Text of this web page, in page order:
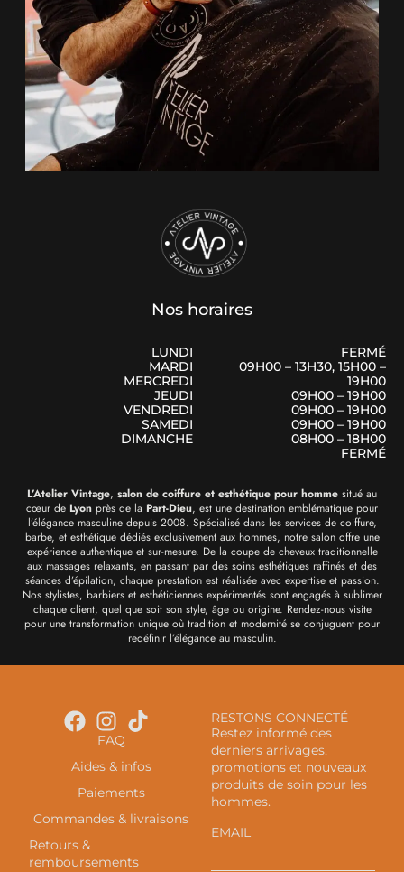
Nos horaires
LUNDI
MARDI
MERCREDI
JEUDI
VENDREDI
SAMEDI
DIMANCHE
FERMÉ
09H00 – 13H30, 15H00 –
19H00
09H00 – 19H00
09H00 – 19H00
09H00 – 19H00
08H00 – 18H00
FERMÉ
L’Atelier Vintage, salon de coiffure et esthétique pour homme situé au
cœur de Lyon près de la Part-Dieu, est une destination emblématique pour
l’élégance masculine depuis 2008. Spécialisé dans les services de coiffure,
barbe, et esthétique dédiés exclusivement aux hommes, notre salon offre une
expérience authentique et sur-mesure. De la coupe de cheveux traditionnelle
aux massages relaxants, en passant par des soins esthétiques raffinés et des
séances d’épilation, chaque prestation est réalisée avec expertise et passion.
Nos stylistes, barbiers et esthéticiennes expérimentés sont engagés à sublimer
chaque client, quel que soit son style, âge ou origine. Rendez-nous visite
pour une transformation unique où tradition et modernité se conjuguent pour
redéfinir l’élégance au masculin.
FAQ
Aides & infos
Paiements
Commandes & livraisons
Retours &
remboursements
RESTONS CONNECTÉ
Restez informé des
derniers arrivages,
promotions et nouveaux
produits de soin pour les
hommes.
EMAIL